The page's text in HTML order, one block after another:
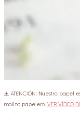
⚠️ ATENCIÓN: Nuestro papel
molino papelero. VER VÍDEO